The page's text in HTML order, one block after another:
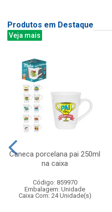
Produtos em Destaque
Veja mais
Caneca porcelana pai 250ml
na caixa
Código: 859970
Embalagem: Unidade
Caixa Com: 24 Unidade(s)